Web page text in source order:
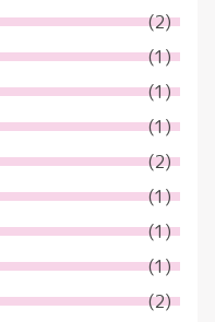
(2)
(1)
(1)
(1)
(2)
(1)
(1)
(1)
(2)